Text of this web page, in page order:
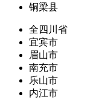
铜梁县
全四川省
宜宾市
眉山市
南充市
乐山市
内江市